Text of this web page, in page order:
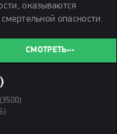
оказываются
опасности.
СМОТРЕТЬ
(3500)